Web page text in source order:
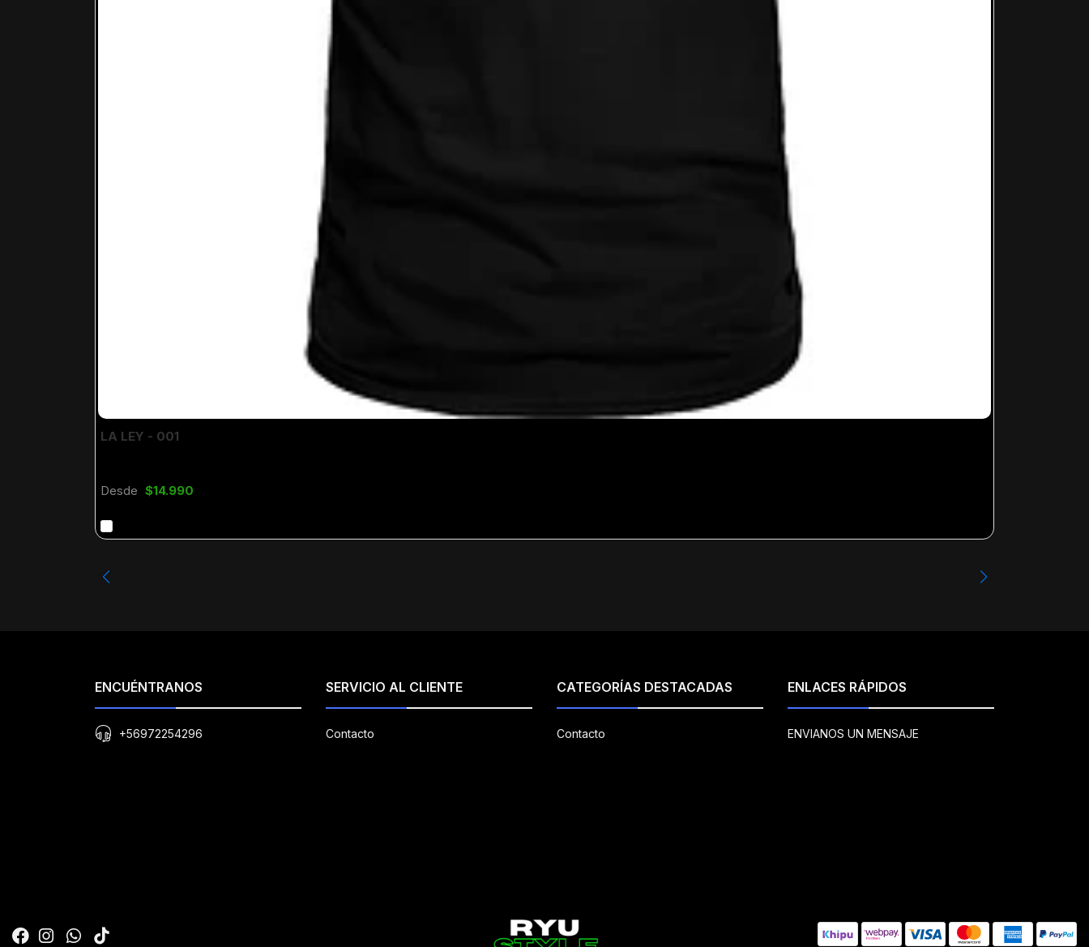
LA LEY - 001
Desde $14.990
ENCUÉNTRANOS
+56972254296
SERVICIO AL CLIENTE
Contacto
CATEGORÍAS DESTACADAS
Contacto
ENLACES RÁPIDOS
ENVIANOS UN MENSAJE